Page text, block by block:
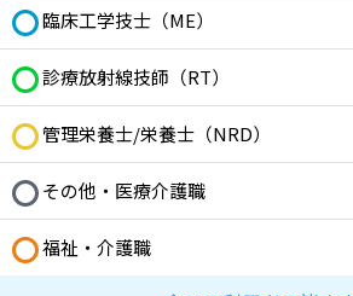
臨床工学技士（ME）
診療放射線技師（RT）
管理栄養士/栄養士（NRD）
その他・医療介護職
福祉・介護職